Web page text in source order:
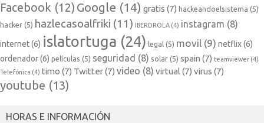
Facebook (12) Google (14) gratis (7) hackeandoelsistema (5)
hacker (5) hazlecasoalfriki (11) IBERDROLA (4) instagram (8)
internet(6) islatortuga (24) legal (5) movil (9) netflix(6)
ordenador(6) películas (5) seguridad (8) solar (5) spain (7) teamviewer (4)
Telefónica (4) timo (7) Twitter(7) video (8) virtual (7) virus (7)
youtube (13)
HORAS E INFORMACIÓN